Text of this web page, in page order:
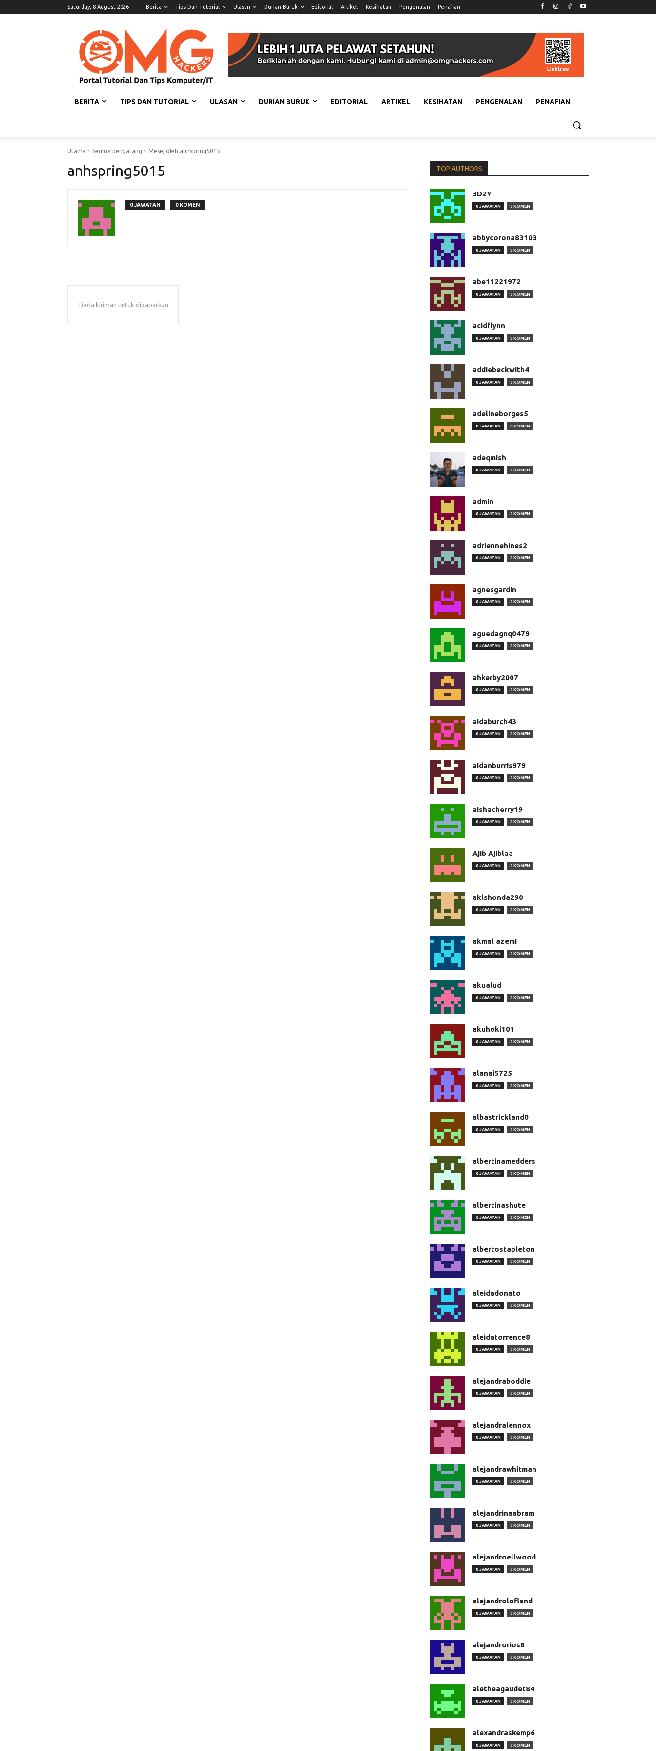
Saturday, 8 August 2026 Berita Tips Dan Tutorial Ulasan Durian Buruk Editorial Artikel Kesihatan Pengenalan Penafian
BERITA TIPS DAN TUTORIAL ULASAN DURIAN BURUK EDITORIAL ARTIKEL KESIHATAN PENGENALAN PENAFIAN
Utama Semua pengarang Mesej oleh anhspring5015
anhspring5015
0 JAWATAN 0 KOMEN
Tiada kiriman untuk dipaparkan
TOP AUTHORS
3D2Y
0 JAWATAN 0 KOMEN
abbycorona83103
0 JAWATAN 0 KOMEN
abe11221972
0 JAWATAN 0 KOMEN
acidflynn
0 JAWATAN 0 KOMEN
addiebeckwith4
0 JAWATAN 0 KOMEN
adelineborges5
0 JAWATAN 0 KOMEN
adeqmish
0 JAWATAN 0 KOMEN
admin
0 JAWATAN 0 KOMEN
adriennehines2
0 JAWATAN 0 KOMEN
agnesgardin
0 JAWATAN 0 KOMEN
aguedagnq0479
0 JAWATAN 0 KOMEN
ahkerby2007
0 JAWATAN 0 KOMEN
aidaburch43
0 JAWATAN 0 KOMEN
aidanburris979
0 JAWATAN 0 KOMEN
aishacherry19
0 JAWATAN 0 KOMEN
Ajib Ajiblaa
0 JAWATAN 0 KOMEN
aklshonda290
0 JAWATAN 0 KOMEN
akmal azemi
0 JAWATAN 0 KOMEN
akualud
0 JAWATAN 0 KOMEN
akuhoki101
0 JAWATAN 0 KOMEN
alanai5725
0 JAWATAN 0 KOMEN
albastrickland0
0 JAWATAN 0 KOMEN
albertinamedders
0 JAWATAN 0 KOMEN
albertinashute
0 JAWATAN 0 KOMEN
albertostapleton
0 JAWATAN 0 KOMEN
aleidadonato
0 JAWATAN 0 KOMEN
aleidatorrence8
0 JAWATAN 0 KOMEN
alejandraboddie
0 JAWATAN 0 KOMEN
alejandralennox
0 JAWATAN 0 KOMEN
alejandrawhitman
0 JAWATAN 0 KOMEN
alejandrinaabram
0 JAWATAN 0 KOMEN
alejandroellwood
0 JAWATAN 0 KOMEN
alejandrolofland
0 JAWATAN 0 KOMEN
alejandrorios8
0 JAWATAN 0 KOMEN
aletheagaudet84
0 JAWATAN 0 KOMEN
alexandraskemp6
0 JAWATAN 0 KOMEN